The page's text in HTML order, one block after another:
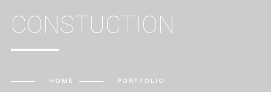
CONSTUCTION
HOME PORTFOLIO